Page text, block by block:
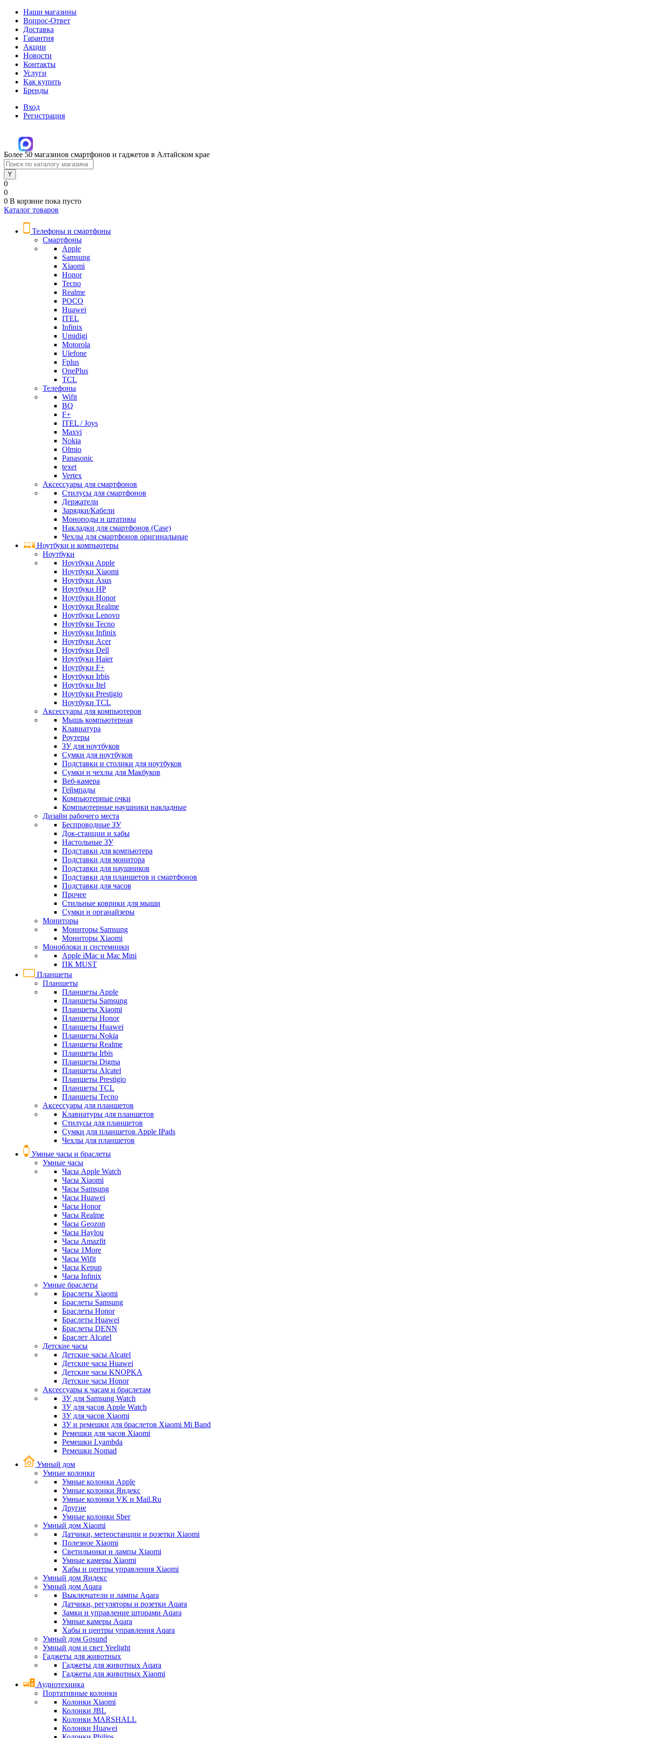
Наши магазины
Вопрос-Ответ
Доставка
Гарантия
Акции
Новости
Контакты
Услуги
Как купить
Бренды
Вход
Регистрация
Более 50 магазинов смартфонов и гаджетов в Алтайском крае
0
0
0 В корзине пока пусто
Каталог товаров
Телефоны и смартфоны
Смартфоны
Apple
Samsung
Xiaomi
Honor
Tecno
Realme
POCO
Huawei
ITEL
Infinix
Umidigi
Motorola
Ulefone
Fplus
OnePlus
TCL
Телефоны
Wifit
BQ
F+
ITEL / Joys
Maxvi
Nokia
Olmio
Panasonic
texet
Vertex
Аксессуары для смартфонов
Стилусы для смартфонов
Держатели
Зарядки/Кабели
Моноподы и штативы
Накладки для смартфонов (Case)
Чехлы для смартфонов оригинальные
Ноутбуки и компьютеры
Ноутбуки
Ноутбуки Apple
Ноутбуки Xiaomi
Ноутбуки Asus
Ноутбуки HP
Ноутбуки Honor
Ноутбуки Realme
Ноутбуки Lenovo
Ноутбуки Tecno
Ноутбуки Infinix
Ноутбуки Acer
Ноутбуки Dell
Ноутбуки Haier
Ноутбуки F+
Ноутбуки Irbis
Ноутбуки Itel
Ноутбуки Prestigio
Ноутбуки TCL
Аксессуары для компьютеров
Мышь компьютерная
Клавиатура
Роутеры
ЗУ для ноутбуков
Сумки для ноутбуков
Подставки и столики для ноутбуков
Сумки и чехлы для Макбуков
Веб-камера
Геймпады
Компьютерные очки
Компьютерные наушники накладные
Дизайн рабочего места
Беспроводные ЗУ
Док-станции и хабы
Настольные ЗУ
Подставки для компьютера
Подставки для монитора
Подставки для наушников
Подставки для планшетов и смартфонов
Подставки для часов
Прочее
Стильные коврики для мыши
Сумки и органайзеры
Мониторы
Мониторы Samsung
Мониторы Xiaomi
Моноблоки и системники
Apple iMac и Mac Mini
ПК MUST
Планшеты
Планшеты
Планшеты Apple
Планшеты Samsung
Планшеты Xiaomi
Планшеты Honor
Планшеты Huawei
Планшеты Nokia
Планшеты Realme
Планшеты Irbis
Планшеты Digma
Планшеты Alcatel
Планшеты Prestigio
Планшеты TCL
Планшеты Tecno
Аксессуары для планшетов
Клавиатуры для планшетов
Стилусы для планшетов
Сумки для планшетов Apple IPads
Чехлы для планшетов
Умные часы и браслеты
Умные часы
Часы Apple Watch
Часы Xiaomi
Часы Samsung
Часы Huawei
Часы Honor
Часы Realme
Часы Geozon
Часы Haylou
Часы Amazfit
Часы 1More
Часы Wifit
Часы Kepup
Часы Infinix
Умные браслеты
Браслеты Xiaomi
Браслеты Samsung
Браслеты Honor
Браслеты Huawei
Браслеты DENN
Браслет Alcatel
Детские часы
Детские часы Alcatel
Детские часы Huawei
Детские часы KNOPKA
Детские часы Honor
Аксессуары к часам и браслетам
ЗУ для Samsung Watch
ЗУ для часов Apple Watch
ЗУ для часов Xiaomi
ЗУ и ремешки для браслетов Xiaomi Mi Band
Ремешки для часов Xiaomi
Ремешки Lyambda
Ремешки Nomad
Умный дом
Умные колонки
Умные колонки Apple
Умные колонки Яндекс
Умные колонки VK и Mail.Ru
Другие
Умные колонки Sber
Умный дом Xiaomi
Датчики, метеостанции и розетки Xiaomi
Полезное Xiaomi
Светильники и лампы Xiaomi
Умные камеры Xiaomi
Хабы и центры управления Xiaomi
Умный дом Яндекс
Умный дом Aqara
Выключатели и лампы Aqara
Датчики, регуляторы и розетки Aqara
Замки и управление шторами Aqara
Умные камеры Aqara
Хабы и центры управления Aqara
Умный дом Gosund
Умный дом и свет Yeelight
Гаджеты для животных
Гаджеты для животных Aqara
Гаджеты для животных Xiaomi
Аудиотехника
Портативные колонки
Колонки Xiaomi
Колонки JBL
Колонки MARSHALL
Колонки Huawei